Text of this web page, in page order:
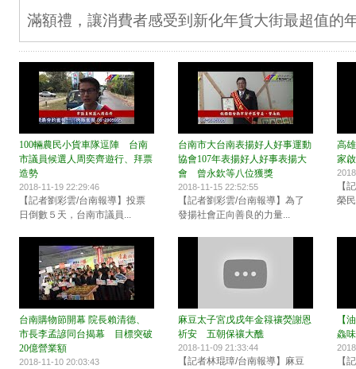
滿額禮，讓消費者感受到新化年貨大街最超值的
100輛農民小貨車隊逗陣 台南
市議員候選人周奕齊遊行、拜票
造勢
2018-11-19 22:29:46
【記者劉彩雲/台南報導】投票
日倒數５天，台南市議員...
台南市大台南表揚好人好事運動
協會107年表揚好人好事表揚大
會 曾永欽等八位獲獎
2018-11-15 22:52:55
【記者劉彩雲/台南報導】為了
發揚社會正向善良的力量...
高
家
【
榮
台南購物節開幕 院長賴清德、
市長李孟諺同台揭幕 目標突破
20億營業額
2018-11-10 20:03:43
麻豆太子宮戊戌年金簶禳熒謝恩
祈安 五朝保禳大醮
2018-11-09 21:33:44
【記者林琨璋/台南報導】麻豆
【
鱻
【